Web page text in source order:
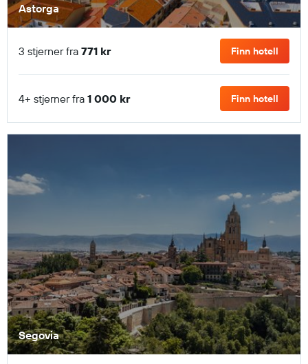
Astorga
3 stjerner fra 771 kr Finn hotell
4+ stjerner fra 1 000 kr Finn hotell
Segovia